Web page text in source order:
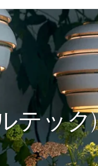
テック)